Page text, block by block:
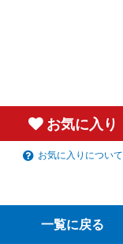
お気に入り
お気に入りについて
一覧に戻る